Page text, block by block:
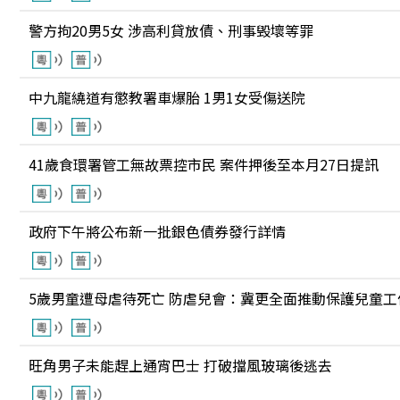
警方拘20男5女 涉高利貸放債、刑事毁壞等罪
中九龍繞道有懲教署車爆胎 1男1女受傷送院
41歲食環署管工無故票控市民 案件押後至本月27日提訊
政府下午將公布新一批銀色債券發行詳情
5歲男童遭母虐待死亡 防虐兒會：冀更全面推動保護兒童
旺角男子未能趕上通宵巴士 打破擋風玻璃後逃去